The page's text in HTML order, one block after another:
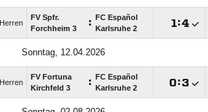
Herren
FV Spfr.
Forchheim 3
:
FC Español
Karlsruhe 2
:
Sonntag, 12.04.2026
Herren
FV Fortuna
Kirchfeld 3
:
FC Español
Karlsruhe 2
: